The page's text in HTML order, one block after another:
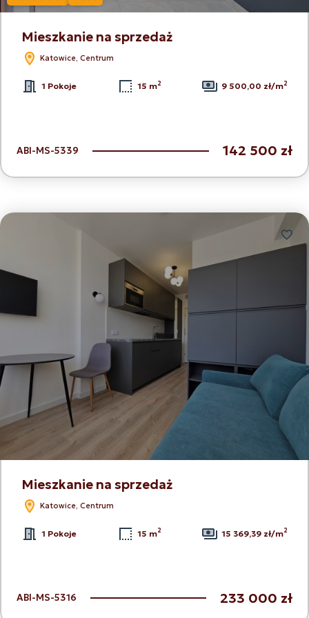
Mieszkanie na sprzedaż
Katowice, Centrum
1 Pokoje 15 m2 9 500,00 zł/m2
ABI-MS-5339 142 500 zł
Mieszkanie na sprzedaż
Katowice, Centrum
1 Pokoje 15 m2 15 369,39 zł/m2
ABI-MS-5316 233 000 zł